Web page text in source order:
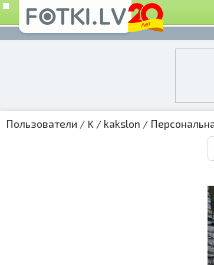
Пользователи / K / kakslon /